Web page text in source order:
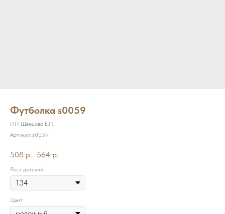
Футболка s0059
ИП Швецова Е.П.
Артикул: s0059
508 р. 564 р.
Рост детский
Цвет